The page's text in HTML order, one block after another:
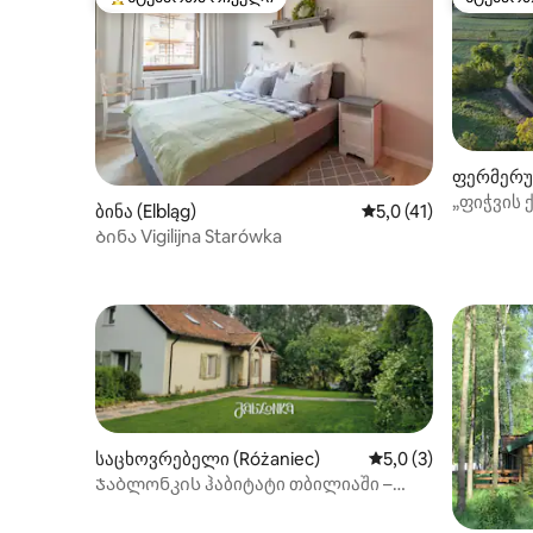
სტუმართა რჩეული მოწინავე ვარიანტი
ბინა (Elbląg) საშუალო
5,0 (41)
Ბინა Vigilijna Starówka
„ფიჭვის
საცხოვრებელი (Różaniec) საშუალო
5,0 (3)
Ჯაბლონკის ჰაბიტატი თბილიაში –